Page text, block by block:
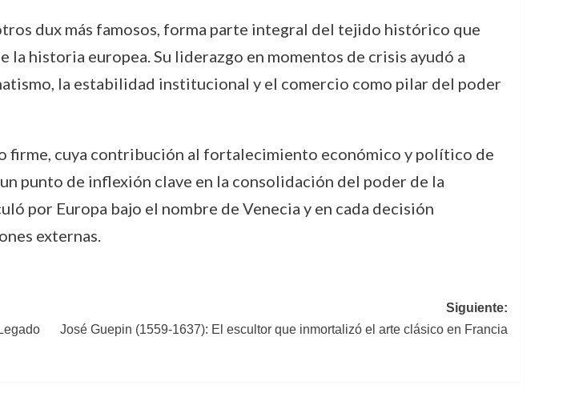
dux más famosos, forma parte integral del tejido histórico que
la historia europea. Su liderazgo en momentos de crisis ayudó a
la estabilidad institucional y el comercio como pilar del poder
firme, cuya contribución al fortalecimiento económico y político de
punto de inflexión clave en la consolidación del poder de la
por Europa bajo el nombre de Venecia y en cada decisión
externas.
Siguiente:
José Guepin (1559-1637): El escultor que inmortalizó el arte clásico en Francia